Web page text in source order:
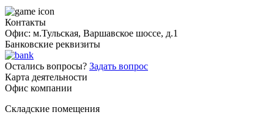
Контакты
Офис: м.Тульская, Варшавское шоссе, д.1
Банковские реквизиты
Остались вопросы? Задать вопрос
Карта деятельности
Офис компании
Складские помещения